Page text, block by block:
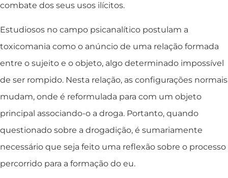
combate dos seus usos ilícitos.
Estudiosos no campo psicanalítico postulam a
toxicomania como o anúncio de uma relação formada
entre o sujeito e o objeto, algo determinado impossível
de ser rompido. Nesta relação, as configurações normais
mudam, onde é reformulada para com um objeto
principal associando-o a droga. Portanto, quando
questionado sobre a drogadição, é sumariamente
necessário que seja feito uma reflexão sobre o processo
percorrido para a formação do eu.